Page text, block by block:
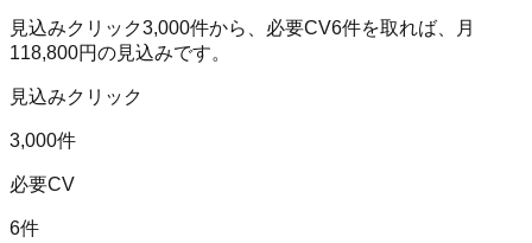
見込みクリック3,000件から、必要CV6件を取れば、月
118,800円の見込みです。
見込みクリック
3,000件
必要CV
6件